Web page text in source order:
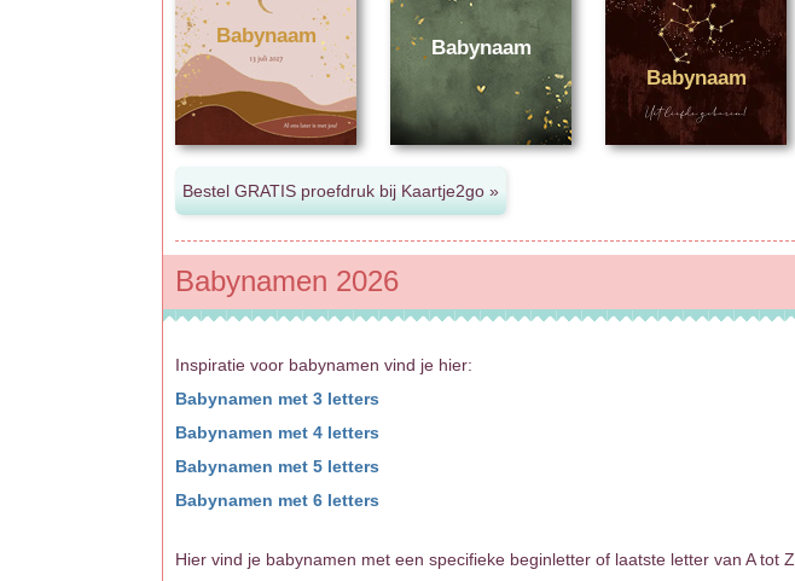
Babynaam
Babynaam
Babynaam
Babynamen 2026
Inspiratie voor babynamen vind je hier:
Babynamen met 3 letters
Babynamen met 4 letters
Babynamen met 5 letters
Babynamen met 6 letters
Hier vind je babynamen met een specifieke beginletter of laatste letter van A tot Z.